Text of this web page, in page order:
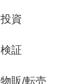
投資
検証
物販/転売